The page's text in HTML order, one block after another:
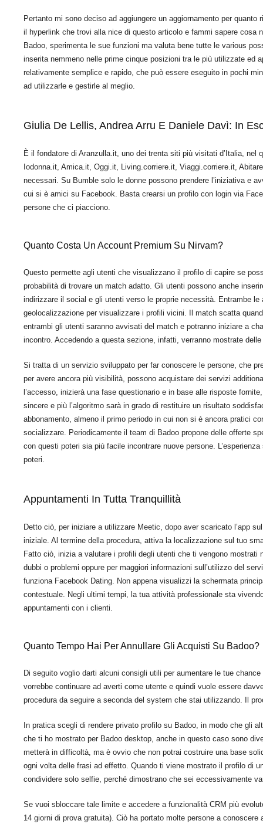
Pertanto mi sono deciso ad aggiungere un aggiornamento per
il hyperlink che trovi alla nice di questo articolo e fammi sapere
Badoo, sperimenta le sue funzioni ma valuta bene tutte le various
inserita nemmeno nelle prime cinque posizioni tra le più utilizzate ed
relativamente semplice e rapido, che può essere eseguito in pochi
ad utilizzarle e gestirle al meglio.
Giulia De Lellis, Andrea Arru E Daniele Davì: In
È il fondatore di Aranzulla.it, uno dei trenta siti più visitati d’Italia,
Iodonna.it, Amica.it, Oggi.it, Living.corriere.it, Viaggi.corriere.it,
necessari. Su Bumble solo le donne possono prendere l’iniziativa e
cui si è amici su Facebook. Basta crearsi un profilo con login via
persone che ci piacciono.
Quanto Costa Un Account Premium Su Nirvam?
Questo permette agli utenti che visualizzano il profilo di capire se
probabilità di trovare un match adatto. Gli utenti possono anche
indirizzare il social e gli utenti verso le proprie necessità. Entrambe
geolocalizzazione per visualizzare i profili vicini. Il match scatta
entrambi gli utenti saranno avvisati del match e potranno iniziare a
incontro. Accedendo a questa sezione, infatti, verranno mostrate
Si tratta di un servizio sviluppato per far conoscere le persone, che
per avere ancora più visibilità, possono acquistare dei servizi
l’accesso, inizierà una fase questionario e in base alle risposte
sincere e più l’algoritmo sarà in grado di restituire un risultato
abbonamento, almeno il primo periodo in cui non si è ancora pratici
socializzare. Periodicamente il team di Badoo propone delle offerte
con questi poteri sia più facile incontrare nuove persone.
poteri.
Appuntamenti In Tutta Tranquillità
Detto ciò, per iniziare a utilizzare Meetic, dopo aver scaricato l’app
iniziale. Al termine della procedura, attiva la localizzazione sul tuo
Fatto ciò, inizia a valutare i profili degli utenti che ti vengono
dubbi o problemi oppure per maggiori informazioni sull’utilizzo del
funziona Facebook Dating. Non appena visualizzi la schermata
contestuale. Negli ultimi tempi, la tua attività professionale sta
appuntamenti con i clienti.
Quanto Tempo Hai Per Annullare Gli Acquisti Su Badoo?
Di seguito voglio darti alcuni consigli utili per aumentare le tue
vorrebbe continuare ad averti come utente e quindi vuole essere
procedura da seguire a seconda del system che stai utilizzando. Il
In pratica scegli di rendere privato profilo su Badoo, in modo che gli
che ti ho mostrato per Badoo desktop, anche in questo caso sono
metterà in difficoltà, ma è ovvio che non potrai costruire una base
ogni volta delle frasi ad effetto. Quando ti viene mostrato il profilo di
condividere solo selfie, perché dimostrano che sei eccessivamente
Se vuoi sbloccare tale limite e accedere a funzionalità CRM più
14 giorni di prova gratuita). Ciò ha portato molte persone a